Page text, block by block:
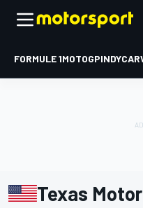
FORMULE 1MOTOGPINDYCAR
Texas